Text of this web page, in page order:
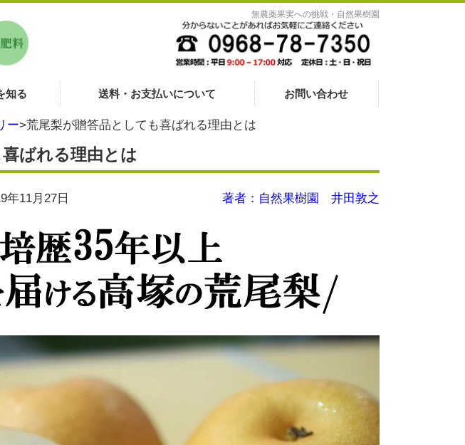
無農薬果実への挑戦・自然果樹園
知る 送料・お支払いについて お問い合わせ
ー>荒尾梨が贈答品としても喜ばれる理由とは
ばれる理由とは
11月27日 著者：自然果樹園 井田敦之